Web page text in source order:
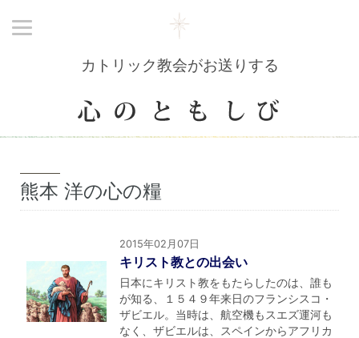
カトリック教会がお送りする
熊本 洋の心の糧
2015年02月07日
キリスト教との出会い
日本にキリスト教をもたらしたのは、誰も
が知る、１５４９年来日のフランシスコ・
ザビエル。当時は、航空機もスエズ運河も
なく、ザビエルは、スペインからアフリカ